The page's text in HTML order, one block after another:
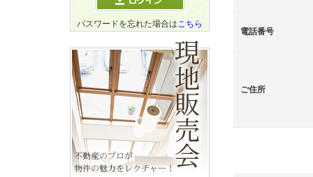
電話番号
ご住所
パスワードを忘れた場合はこちら